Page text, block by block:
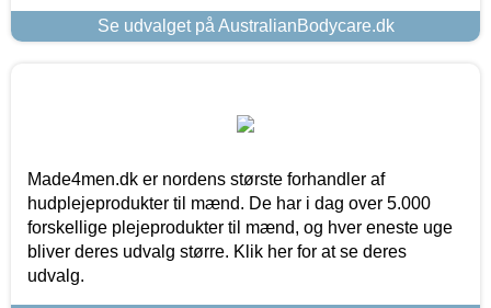
Se udvalget på AustralianBodycare.dk
Made4men.dk er nordens største forhandler af
hudplejeprodukter til mænd. De har i dag over 5.000
forskellige plejeprodukter til mænd, og hver eneste uge
bliver deres udvalg større. Klik her for at se deres
udvalg.